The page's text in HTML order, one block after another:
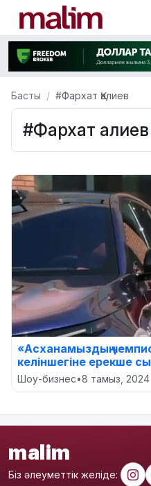
Басты #Фархат Қалиев
#Фархат Қалиев
«Асханамыздың
келіншегіне ерекше
Шоу-бизнес•8 тамыз, 2024
malim
Біз әлеуметтік желіде: